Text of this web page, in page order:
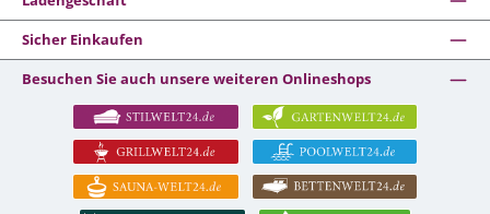
Sicher Einkaufen
Besuchen Sie auch unsere weiteren Onlineshops